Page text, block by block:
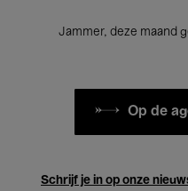
Jammer, deze maand
Op de
Schrijf je in op onze